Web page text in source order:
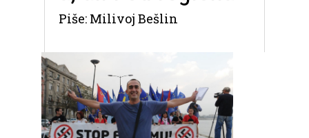
Piše: Milivoj Bešlin